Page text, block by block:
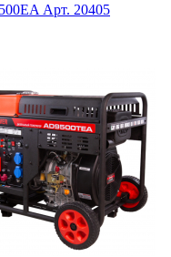
Арт. 20405